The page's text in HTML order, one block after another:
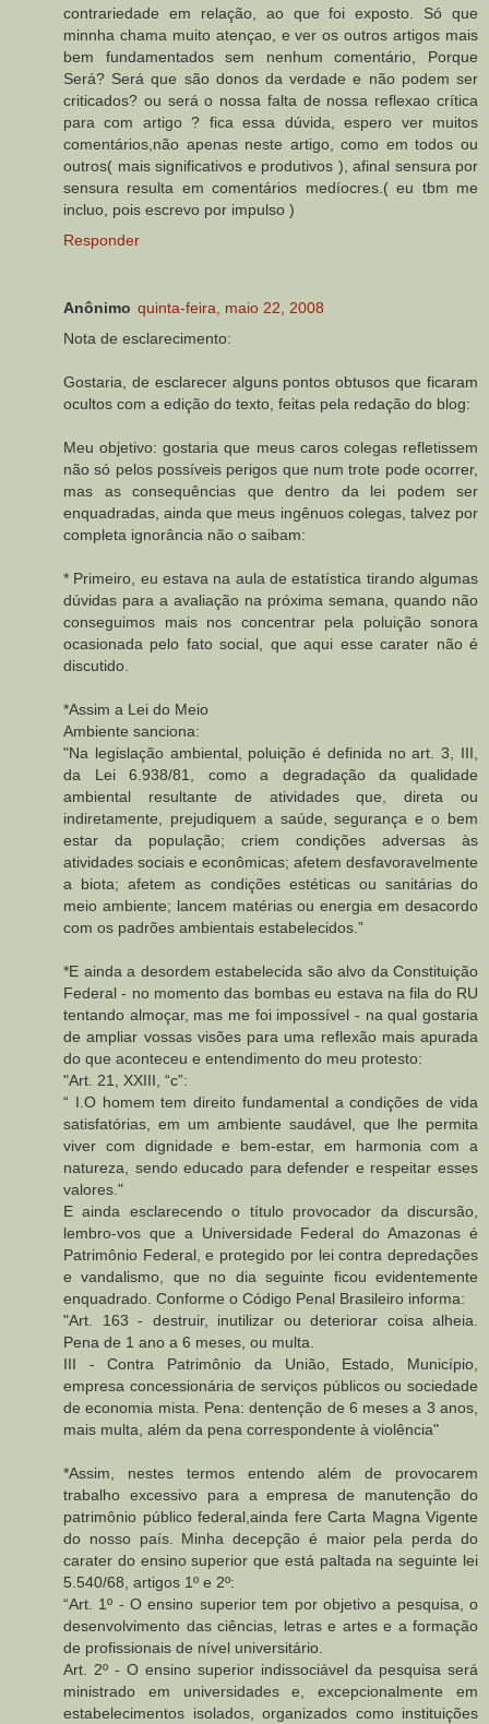
contrariedade em relação, ao que foi exposto. Só que
minnha chama muito atençao, e ver os outros artigos mais
bem fundamentados sem nenhum comentário, Porque
Será? Será que são donos da verdade e não podem ser
criticados? ou será o nossa falta de nossa reflexao crítica
para com artigo ? fica essa dúvida, espero ver muitos
comentários,não apenas neste artigo, como em todos ou
outros( mais significativos e produtivos ), afinal sensura por
sensura resulta em comentários medíocres.( eu tbm me
incluo, pois escrevo por impulso )
Responder
Anônimo quinta-feira, maio 22, 2008
Nota de esclarecimento:
Gostaria, de esclarecer alguns pontos obtusos que ficaram
ocultos com a edição do texto, feitas pela redação do blog:
Meu objetivo: gostaria que meus caros colegas refletissem
não só pelos possíveis perigos que num trote pode ocorrer,
mas as consequências que dentro da lei podem ser
enquadradas, ainda que meus ingênuos colegas, talvez por
completa ignorância não o saibam:
* Primeiro, eu estava na aula de estatística tirando algumas
dúvidas para a avaliação na próxima semana, quando não
conseguimos mais nos concentrar pela poluição sonora
ocasionada pelo fato social, que aqui esse carater não é
discutido.
*Assim a Lei do Meio
Ambiente sanciona:
"Na legislação ambiental, poluição é definida no art. 3, III,
da Lei 6.938/81, como a degradação da qualidade
ambiental resultante de atividades que, direta ou
indiretamente, prejudiquem a saúde, segurança e o bem
estar da população; criem condições adversas às
atividades sociais e econômicas; afetem desfavoravelmente
a biota; afetem as condições estéticas ou sanitárias do
meio ambiente; lancem matérias ou energia em desacordo
com os padrões ambientais estabelecidos.”
*E ainda a desordem estabelecida são alvo da Constituição
Federal - no momento das bombas eu estava na fila do RU
tentando almoçar, mas me foi impossível - na qual gostaria
de ampliar vossas visões para uma reflexão mais apurada
do que aconteceu e entendimento do meu protesto:
"Art. 21, XXIII, “c”:
“ I.O homem tem direito fundamental a condições de vida
satisfatórias, em um ambiente saudável, que lhe permita
viver com dignidade e bem-estar, em harmonia com a
natureza, sendo educado para defender e respeitar esses
valores."
E ainda esclarecendo o título provocador da discursão,
lembro-vos que a Universidade Federal do Amazonas é
Patrimônio Federal, e protegido por lei contra depredações
e vandalismo, que no dia seguinte ficou evidentemente
enquadrado. Conforme o Código Penal Brasileiro informa:
"Art. 163 - destruir, inutilizar ou deteriorar coisa alheia.
Pena de 1 ano a 6 meses, ou multa.
III - Contra Patrimônio da União, Estado, Município,
empresa concessionária de serviços públicos ou sociedade
de economia mista. Pena: dentenção de 6 meses a 3 anos,
mais multa, além da pena correspondente à violência"
*Assim, nestes termos entendo além de provocarem
trabalho excessivo para a empresa de manutenção do
patrimônio público federal,ainda fere Carta Magna Vigente
do nosso país. Minha decepção é maior pela perda do
carater do ensino superior que está paltada na seguinte lei
5.540/68, artigos 1º e 2º:
“Art. 1º - O ensino superior tem por objetivo a pesquisa, o
desenvolvimento das ciências, letras e artes e a formação
de profissionais de nível universitário.
Art. 2º - O ensino superior indissociável da pesquisa será
ministrado em universidades e, excepcionalmente em
estabelecimentos isolados, organizados como instituições